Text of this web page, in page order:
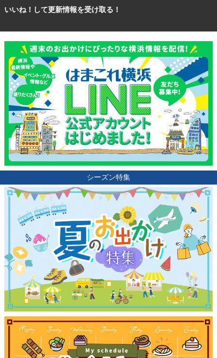
いいね！して更新情報を受け取る！
シーズン特集
観光ガイド